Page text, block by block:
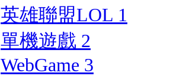
英雄聯盟LOL 1
單機遊戲 2
WebGame 3